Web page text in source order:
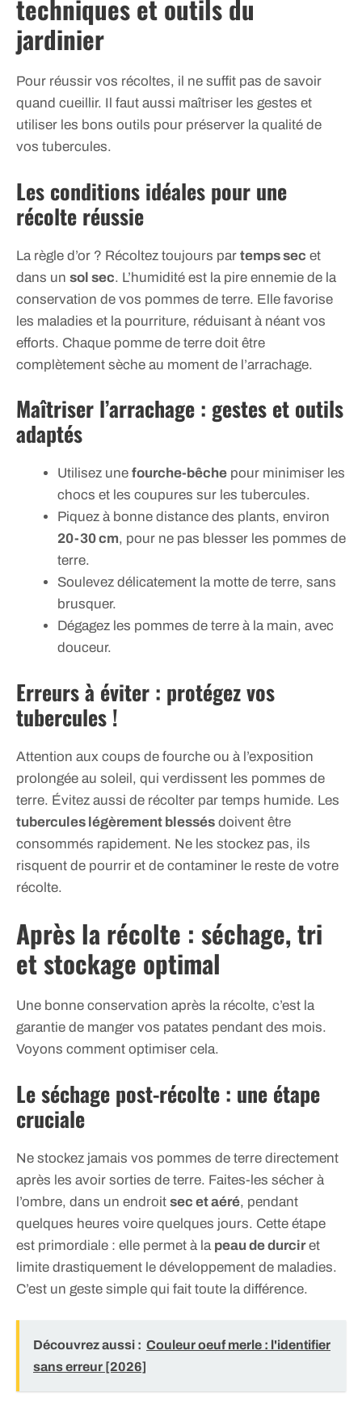
techniques et outils du
jardinier
Pour réussir vos récoltes, il ne suffit pas de savoir
quand cueillir. Il faut aussi maîtriser les gestes et
utiliser les bons outils pour préserver la qualité de
vos tubercules.
Les conditions idéales pour une
récolte réussie
La règle d’or ? Récoltez toujours par temps sec et
dans un sol sec. L’humidité est la pire ennemie de la
conservation de vos pommes de terre. Elle favorise
les maladies et la pourriture, réduisant à néant vos
efforts. Chaque pomme de terre doit être
complètement sèche au moment de l’arrachage.
Maîtriser l’arrachage : gestes et outils
adaptés
Utilisez une fourche-bêche pour minimiser les
chocs et les coupures sur les tubercules.
Piquez à bonne distance des plants, environ
20-30 cm, pour ne pas blesser les pommes de
terre.
Soulevez délicatement la motte de terre, sans
brusquer.
Dégagez les pommes de terre à la main, avec
douceur.
Erreurs à éviter : protégez vos
tubercules !
Attention aux coups de fourche ou à l’exposition
prolongée au soleil, qui verdissent les pommes de
terre. Évitez aussi de récolter par temps humide. Les
tubercules légèrement blessés doivent être
consommés rapidement. Ne les stockez pas, ils
risquent de pourrir et de contaminer le reste de votre
récolte.
Après la récolte : séchage, tri
et stockage optimal
Une bonne conservation après la récolte, c’est la
garantie de manger vos patates pendant des mois.
Voyons comment optimiser cela.
Le séchage post-récolte : une étape
cruciale
Ne stockez jamais vos pommes de terre directement
après les avoir sorties de terre. Faites-les sécher à
l’ombre, dans un endroit sec et aéré, pendant
quelques heures voire quelques jours. Cette étape
est primordiale : elle permet à la peau de durciret
limite drastiquement le développement de maladies.
C’est un geste simple qui fait toute la différence.
Découvrez aussi : Couleur oeuf merle : l'identifier
sans erreur [2026]